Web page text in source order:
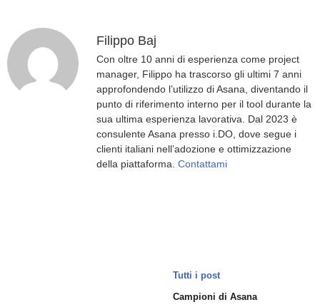
Filippo Baj
Con oltre 10 anni di esperienza come project
manager, Filippo ha trascorso gli ultimi 7 anni
approfondendo l’utilizzo di Asana, diventando il
punto di riferimento interno per il tool durante la
sua ultima esperienza lavorativa. Dal 2023 è
consulente Asana presso i.DO, dove segue i
clienti italiani nell’adozione e ottimizzazione
della piattaforma. Contattami
Tutti i post
Campioni di Asana